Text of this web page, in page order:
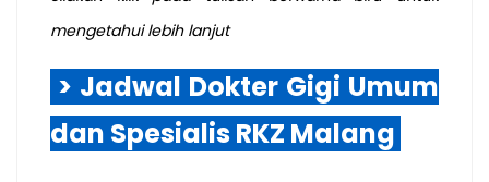
mengetahui lebih lanjut
> Jadwal Dokter Gigi Umum
dan Spesialis RKZ Malang